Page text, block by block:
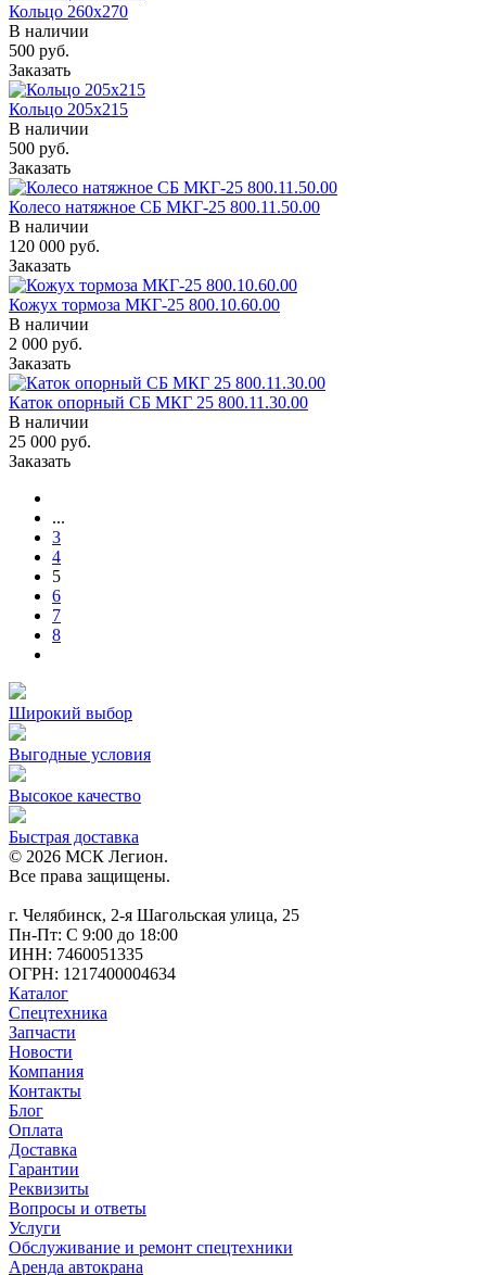
Кольцо 260х270
В наличии
500 руб.
Заказать
Кольцо 205х215
В наличии
500 руб.
Заказать
Колесо натяжное СБ МКГ-25 800.11.50.00
В наличии
120 000 руб.
Заказать
Кожух тормоза МКГ-25 800.10.60.00
В наличии
2 000 руб.
Заказать
Каток опорный СБ МКГ 25 800.11.30.00
В наличии
25 000 руб.
Заказать
...
3
4
5
6
7
8
Широкий выбор
Выгодные условия
Высокое качество
Быстрая доставка
© 2026 МСК Легион.
Все права защищены.
г. Челябинск, 2-я Шагольская улица, 25
Пн-Пт: С 9:00 до 18:00
ИНН: 7460051335
ОГРН: 1217400004634
Каталог
Спецтехника
Запчасти
Новости
Компания
Контакты
Блог
Оплата
Доставка
Гарантии
Реквизиты
Вопросы и ответы
Услуги
Обслуживание и ремонт спецтехники
Аренда автокрана